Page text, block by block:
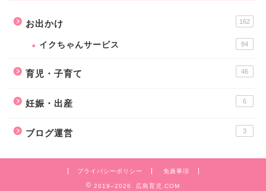
お出かけ 162
イクちゃんサービス 84
育児・子育て 46
妊娠・出産 6
ブログ運営 3
プライバシーポリシー 免責事項
2019–2026 広島育児.COM